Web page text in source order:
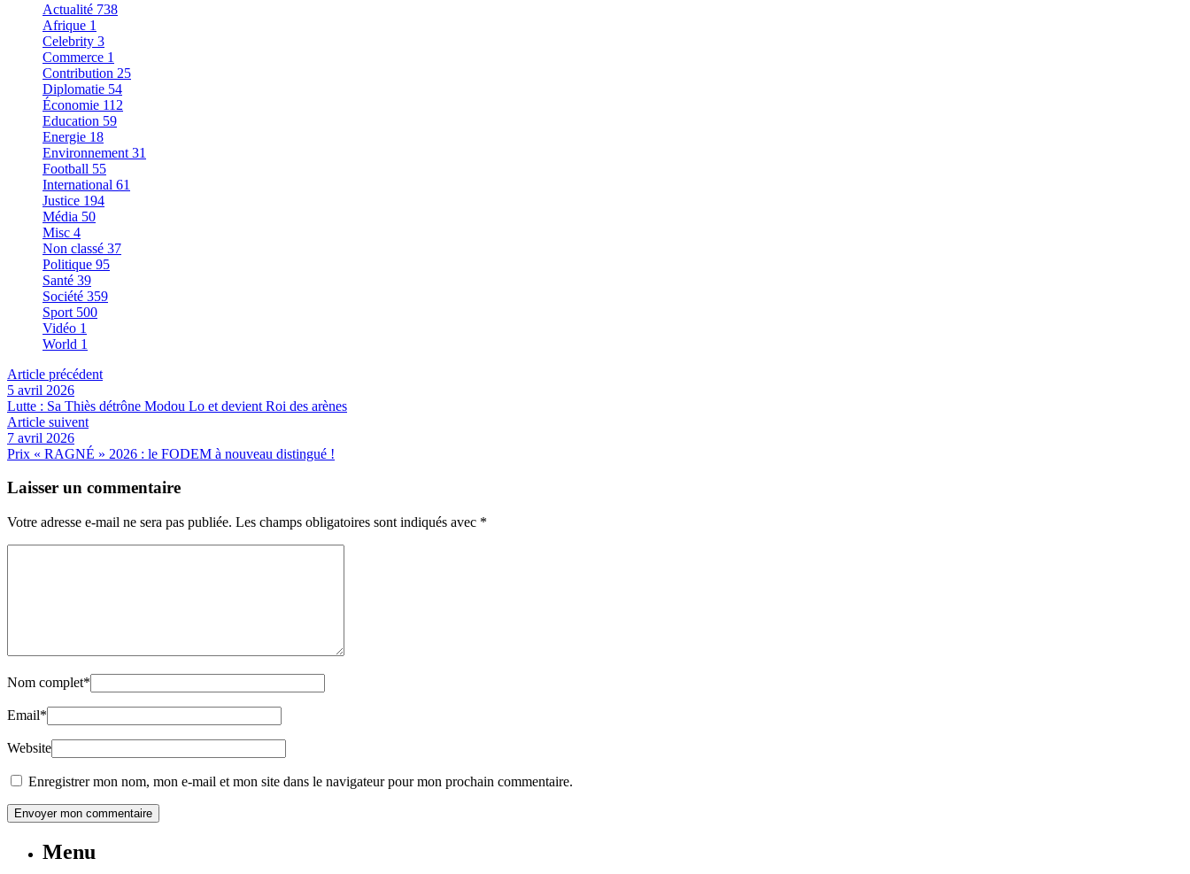
Actualité 738
Afrique 1
Celebrity 3
Commerce 1
Contribution 25
Diplomatie 54
Économie 112
Education 59
Energie 18
Environnement 31
Football 55
International 61
Justice 194
Média 50
Misc 4
Non classé 37
Politique 95
Santé 39
Société 359
Sport 500
Vidéo 1
World 1
Article précédent
5 avril 2026
Lutte : Sa Thiès détrône Modou Lo et devient Roi des arènes
Article suivent
7 avril 2026
Prix « RAGNÉ » 2026 : le FODEM à nouveau distingué !
Laisser un commentaire
Votre adresse e-mail ne sera pas publiée. Les champs obligatoires sont indiqués avec *
Nom complet*
Email*
Website
Enregistrer mon nom, mon e-mail et mon site dans le navigateur pour mon prochain commentaire.
Menu